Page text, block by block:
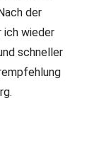
der
ich wieder
schneller